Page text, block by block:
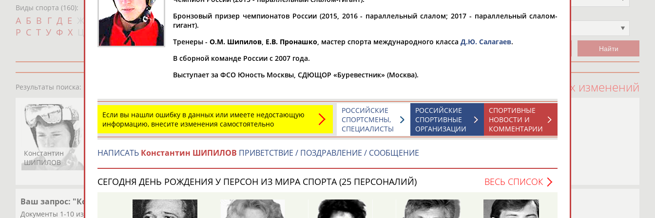
Виды спорта (160):
А Б В Г Д Е И К Л М Н О
П
Р С Т У Ф Х Ш Щ Э Ю Я
Дата рождения
Чемпион
Результаты поиска: 100 последних изменений
Константин
ШИПИЛОВ
Ваш запрос: "Константин ШИПИЛОВ"
Документы 1-10 из 12 найденных уникальных документов
Бронзовый призер чемпионатов России (2015, 2016 - параллельный слалом; 2017 - параллельный слалом-
гигант).
Тренеры - О.М. Шипилов Е.В. Пронашко , мастер спорта международного класса Д.Ю. Салагаев.
В сборной команде России с 2007 года.
Выступает за ФСО Юность Москвы, СДЮЩОР «Буревестник» (Москва).
Если вы нашли ошибку в данных или имеете недостающую
информацию, внесите изменения самостоятельно
СПОРТИВНЫЕ
НОВОСТИ И
КОММЕНТАРИИ
РОССИЙСКИЕ
СПОРТИВНЫЕ
ОРГАНИЗАЦИИ
РОССИЙСКИЕ
СПОРТСМЕНЫ,
СПЕЦИАЛИСТЫ
НАПИСАТЬ Константин ШИПИЛОВ ПРИВЕТСТВИЕ / ПОЗДРАВЛЕНИЕ / СООБЩЕНИЕ
СЕГОДНЯ ДЕНЬ РОЖДЕНИЯ У ПЕРСОН ИЗ МИРА СПОРТА (25 ПЕРСОНАЛИЙ) ВЕСЬ СПИСОК